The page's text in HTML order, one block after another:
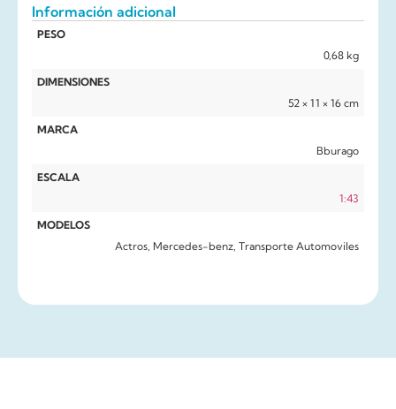
Información adicional
PESO
0,68 kg
DIMENSIONES
52 × 11 × 16 cm
MARCA
Bburago
ESCALA
1:43
MODELOS
Actros, Mercedes-benz, Transporte Automoviles